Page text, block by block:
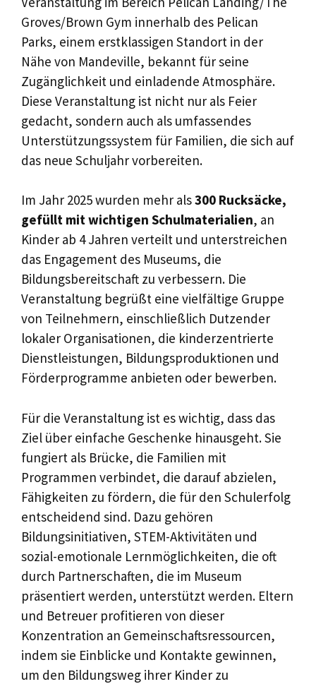
Groves/Brown Gym innerhalb des Pelican
Parks, einem erstklassigen Standort in der
Nähe von Mandeville, bekannt für seine
Zugänglichkeit und einladende Atmosphäre.
Diese Veranstaltung ist nicht nur als Feier
gedacht, sondern auch als umfassendes
Unterstützungssystem für Familien, die sich auf
das neue Schuljahr vorbereiten.
Im Jahr 2025 wurden mehr als300 Rucksäcke,
gefüllt mit wichtigen Schulmaterialien, an
Kinder ab 4 Jahren verteilt und unterstreichen
das Engagement des Museums, die
Bildungsbereitschaft zu verbessern. Die
Veranstaltung begrüßt eine vielfältige Gruppe
von Teilnehmern, einschließlich Dutzender
lokaler Organisationen, die kinderzentrierte
Dienstleistungen, Bildungsproduktionen und
Förderprogramme anbieten oder bewerben.
Für die Veranstaltung ist es wichtig, dass das
Ziel über einfache Geschenke hinausgeht. Sie
fungiert als Brücke, die Familien mit
Programmen verbindet, die darauf abzielen,
Fähigkeiten zu fördern, die für den Schulerfolg
entscheidend sind. Dazu gehören
Bildungsinitiativen, STEM-Aktivitäten und
sozial-emotionale Lernmöglichkeiten, die oft
durch Partnerschaften, die im Museum
präsentiert werden, unterstützt werden. Eltern
und Betreuer profitieren von dieser
Konzentration an Gemeinschaftsressourcen,
indem sie Einblicke und Kontakte gewinnen,
um den Bildungsweg ihrer Kinder zu